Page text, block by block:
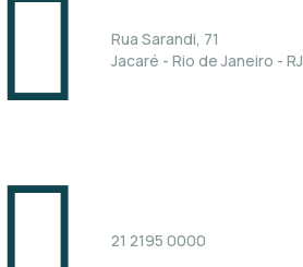
Rua Sarandi, 71
Jacaré - Rio de Janeiro - RJ
21 2195 0000